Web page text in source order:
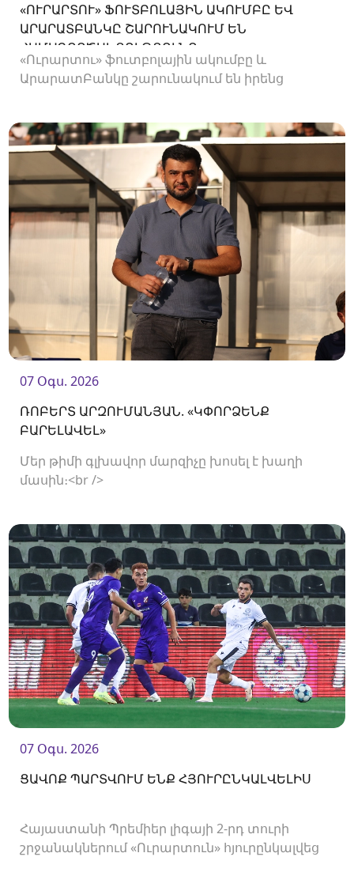
«ՈՒՐԱՐՏՈՒ» ՖՈՒՏԲՈԼԱՅԻՆ ԱԿՈՒՄԲԸ ԵՎ
ԱՐԱՐԱՏԲԱՆԿԸ ՇԱՐՈՒՆԱԿՈՒՄ ԵՆ
ՀԱՄԱԳՈՐԾԱԿՑՈՒԹՅՈՒՆԸ
«Ուրարտու» ֆուտբոլային ակումբը և
ԱրարատԲանկը շարունակում են իրենց
07 Օգս. 2026
ՌՈԲԵՐՏ ԱՐԶՈՒՄԱՆՅԱՆ. «ԿՓՈՐՁԵՆՔ
ԲԱՐԵԼԱՎԵԼ»
Մեր թիմի գլխավոր մարզիչը խոսել է խաղի
մասին։<br />
07 Օգս. 2026
ՑԱՎՈՔ ՊԱՐՏՎՈՒՄ ԵՆՔ ՀՅՈՒՐԸՆԿԱԼՎԵԼԻՍ
Հայաստանի Պրեմիեր լիգայի 2-րդ տուրի
շրջանակներում «Ուրարտուն» հյուրընկալվեց